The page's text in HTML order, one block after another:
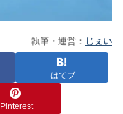
執筆・運営： じぇい
はてブ
Pinterest